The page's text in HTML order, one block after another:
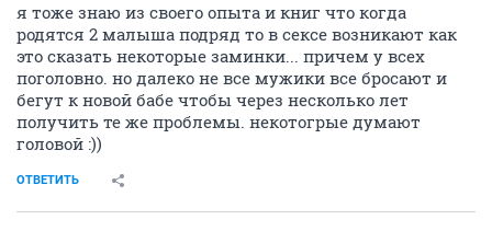
я тоже знаю из своего опыта и книг что когда
родятся 2 малыша подряд то в сексе возникают как
это сказать некоторые заминки... причем у всех
поголовно. но далеко не все мужики все бросают и
бегут к новой бабе чтобы через несколько лет
получить те же проблемы. некотогрые думают
головой :))
ОТВЕТИТЬ